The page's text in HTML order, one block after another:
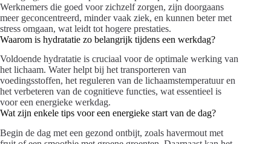
Werknemers die goed voor zichzelf zorgen, zijn doorgaans
meer geconcentreerd, minder vaak ziek, en kunnen beter met
stress omgaan, wat leidt tot hogere prestaties.
Waarom is hydratatie zo belangrijk tijdens een werkdag?
Voldoende hydratatie is cruciaal voor de optimale werking van
het lichaam. Water helpt bij het transporteren van
voedingsstoffen, het reguleren van de lichaamstemperatuur en
het verbeteren van de cognitieve functies, wat essentieel is
voor een energieke werkdag.
Wat zijn enkele tips voor een energieke start van de dag?
Begin de dag met een gezond ontbijt, zoals havermout met